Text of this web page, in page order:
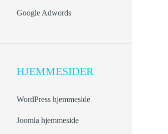
Google Adwords
HJEMMESIDER
WordPress hjemmeside
Joomla hjemmeside